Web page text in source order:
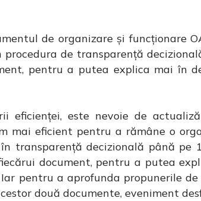
de organizare și funcționare
de transparență
pentru a putea explica mai în
eficienței, este nevoie de
mai eficient pentru a rămâne o
transparență decizională până pe
document, pentru a putea
pentru a aprofunda propunerile de
două documente, eveniment